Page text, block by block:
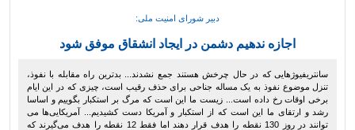
دبیر شورای امنیت ملی:
اجازه ندهیم دشمن در ایجاد انشقاق موفق شود
سانتریفیوژهایی که در حال چرخش هستند جمع نشدند... بدترین راه مقابله با نفوذ،
تنزل موضوع نفوذ به یک مساله جناحی برای حذف رقیب است، چیزی که در این ایام
برخی اوقات رخ داده است... زیست ما این است که مرگ بر استکبار بگوییم و اساسا
رشد و ارتقای ما این است که از استکبار و آمریکا دست کشیدیم... آمریکایی‌ها می
توانند در روز 130 نقطه را هدف قرار دهند اما فقط 12 نقطه را هدف می‌گیرند که